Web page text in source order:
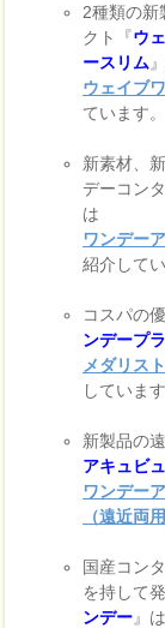
2種類の新
クト『ウ
ースリム
ウェイブ
ています。
新素材、
デーコン
は
ワンデー
紹介してい
コスパの
ンデープ
メダリス
しています
新製品の
アキュビ
ワンデー
（遠近両
国産コン
を持して
ンデー』は